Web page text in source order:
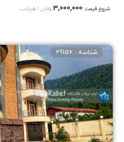
شروع قیمت :3,000,000تومان / هرشب
شناسه : 29156